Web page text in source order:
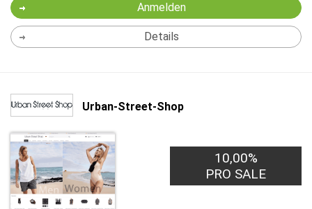
Anmelden
Details
Urban-Street-Shop
10,00%
PRO SALE